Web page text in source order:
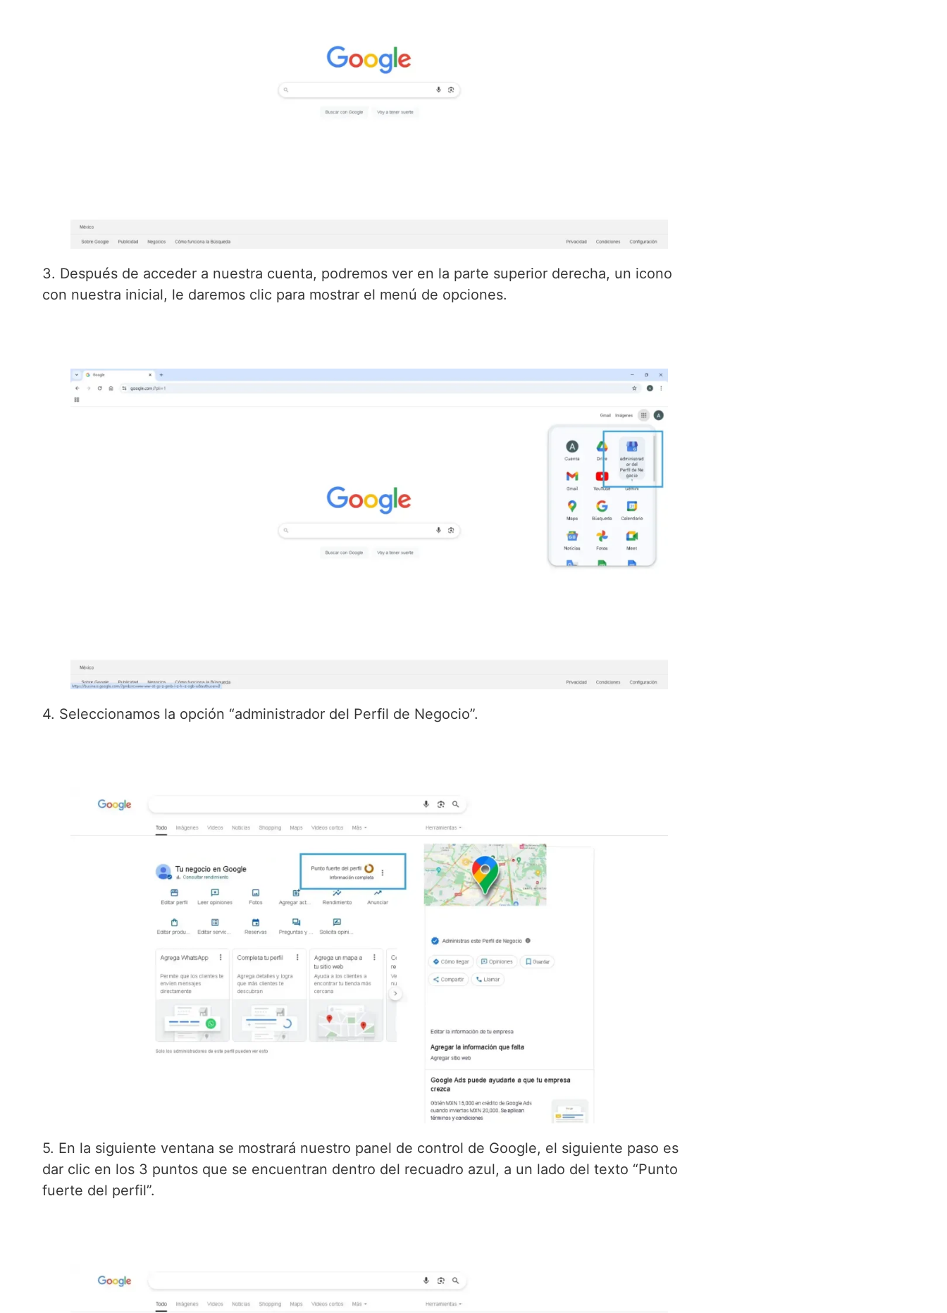
3. Después de acceder a nuestra cuenta, podremos ver en la parte superior derecha, un icono
con nuestra inicial, le daremos clic para mostrar el menú de opciones.
4. Seleccionamos la opción “administrador del Perfil de Negocio”.
5. En la siguiente ventana se mostrará nuestro panel de control de Google, el siguiente paso es
dar clic en los 3 puntos que se encuentran dentro del recuadro azul, a un lado del texto “Punto
fuerte del perfil”.